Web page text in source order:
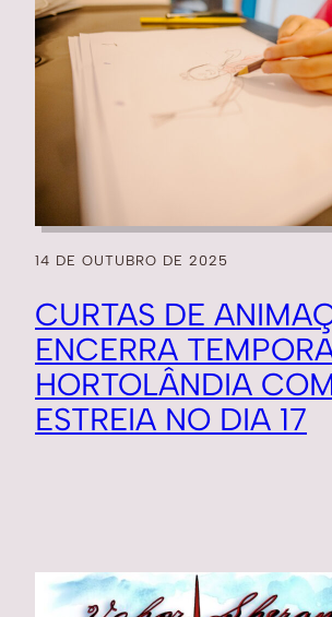
14 DE OUTUBRO DE 2025
CURTAS DE
ENCERRA
HORTOLÂNDIA
ESTREIA NO DIA 17